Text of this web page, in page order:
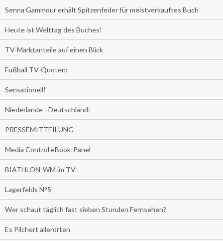
Senna Gammour erhält Spitzenfeder für meistverkauftes Buch
Heute ist Welttag des Buches!
TV-Marktanteile auf einen Blick
Fußball TV-Quoten:
Sensationell!
Niederlande - Deutschland:
PRESSEMITTEILUNG
Media Control eBook-Panel
BIATHLON-WM im TV
Lagerfelds N°5
Wer schaut täglich fast sieben Stunden Fernsehen?
Es Pilchert allerorten